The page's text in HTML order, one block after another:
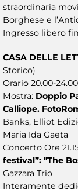
straordinaria
Borghese e
Ingresso libero
CASA DELLE
Storico)
Orario 20.00-24.00
Mostra: Doppio
Calliope.
Banks, Elliot
Maria Ida Gaeta
Concerto Ore
festival”: "The
Gazzara Trio
Interamente